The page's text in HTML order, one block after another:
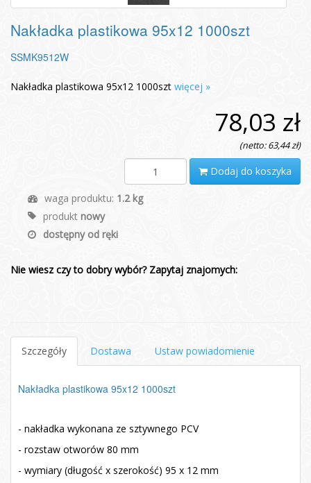
Nakładka plastikowa 95x12 1000szt
SSMK9512W
Nakładka plastikowa 95x12 1000szt więcej »
78,03 zł
(netto: 63,44 zł)
Dodaj do koszyka
waga produktu: 1.2 kg
produkt nowy
dostępny od ręki
Nie wiesz czy to dobry wybór? Zapytaj znajomych:
Szczegóły Dostawa Ustaw powiadomienie
Nakładka plastikowa 95x12 1000szt
- nakładka wykonana ze sztywnego PCV
- rozstaw otworów 80 mm
- wymiary (długość x szerokość) 95 x 12 mm